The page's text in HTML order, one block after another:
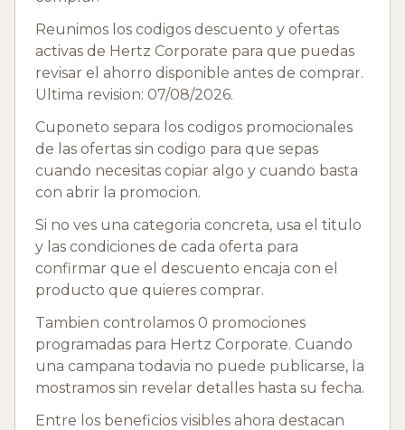
Reunimos los codigos descuento y ofertas
activas de Hertz Corporate para que puedas
revisar el ahorro disponible antes de comprar.
Ultima revision: 07/08/2026.
Cuponeto separa los codigos promocionales
de las ofertas sin codigo para que sepas
cuando necesitas copiar algo y cuando basta
con abrir la promocion.
Si no ves una categoria concreta, usa el titulo
y las condiciones de cada oferta para
confirmar que el descuento encaja con el
producto que quieres comprar.
Tambien controlamos 0 promociones
programadas para Hertz Corporate. Cuando
una campana todavia no puede publicarse, la
mostramos sin revelar detalles hasta su fecha.
Entre los beneficios visibles ahora destacan